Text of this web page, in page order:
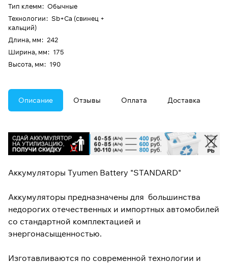
Тип клемм: Обычные
Технологии: Sb+Ca (свинец +
кальций)
Длина, мм: 242
Ширина, мм: 175
Высота, мм: 190
Описание Отзывы Оплата Доставка
Аккумуляторы Tyumen Battery "STANDARD"
Аккумуляторы предназначены для большинства
недорогих отечественных и импортных автомобилей
со стандартной комплектацией и
энергонасыщенностью.
Изготавливаются по современной технологии и